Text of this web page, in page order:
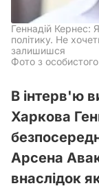
Геннадій Кернес:
політику. Не
залишишся
Фото з
В інтерв'ю
Харкова
Арсена
внаслідок